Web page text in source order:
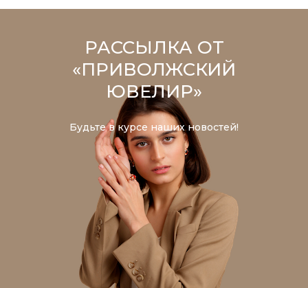
РАССЫЛКА ОТ
«ПРИВОЛЖСКИЙ
ЮВЕЛИР»
Будьте в курсе наших новостей!